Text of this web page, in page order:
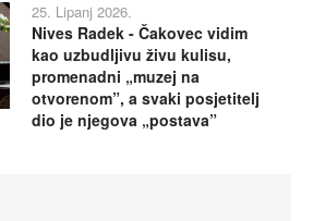
25. Lipanj 2026.
Nives Radek - Čakovec vidim
kao uzbudljivu živu kulisu,
promenadni „muzej na
otvorenom”, a svaki posjetitelj
dio je njegova „postava”